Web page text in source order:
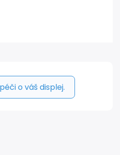
o váš displej.